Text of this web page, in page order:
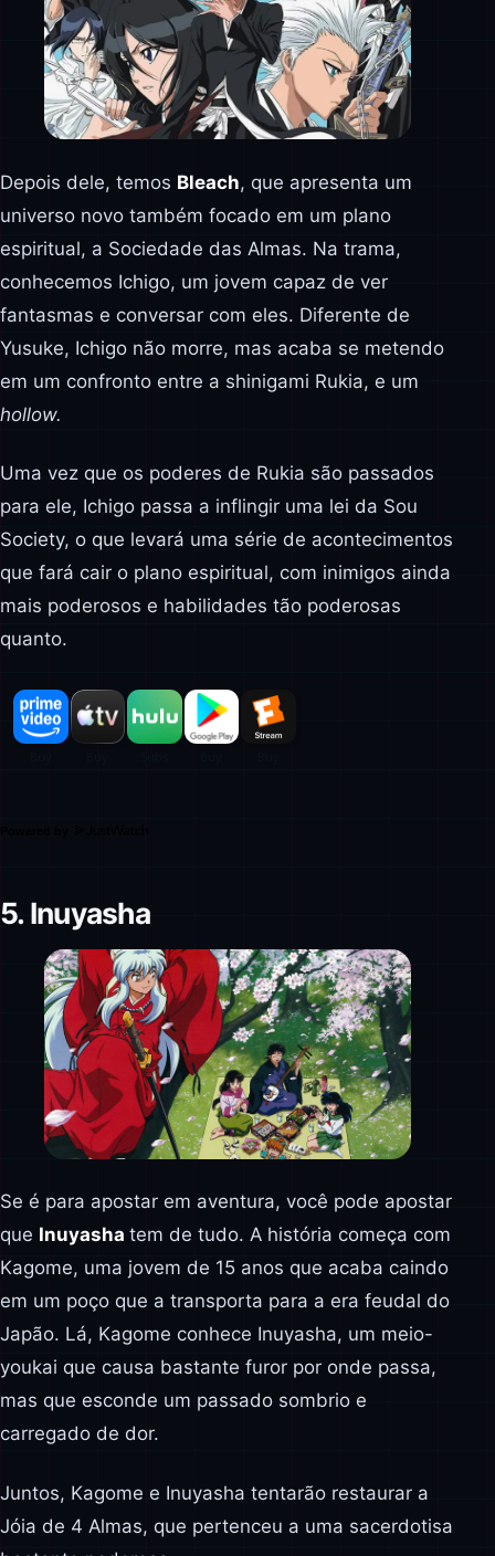
Depois dele, temos Bleach, que apresenta um
universo novo também focado em um plano
espiritual, a Sociedade das Almas. Na trama,
conhecemos Ichigo, um jovem capaz de ver
fantasmas e conversar com eles. Diferente de
Yusuke, Ichigo não morre, mas acaba se metendo
em um confronto entre a shinigami Rukia, e um
hollow.
Uma vez que os poderes de Rukia são passados
para ele, Ichigo passa a inflingir uma lei da Sou
Society, o que levará uma série de acontecimentos
que fará cair o plano espiritual, com inimigos ainda
mais poderosos e habilidades tão poderosas
quanto.
5. Inuyasha
Se é para apostar em aventura, você pode apostar
que Inuyasha tem de tudo. A história começa com
Kagome, uma jovem de 15 anos que acaba caindo
em um poço que a transporta para a era feudal do
Japão. Lá, Kagome conhece Inuyasha, um meio-
youkai que causa bastante furor por onde passa,
mas que esconde um passado sombrio e
carregado de dor.
Juntos, Kagome e Inuyasha tentarão restaurar a
Jóia de 4 Almas, que pertenceu a uma sacerdotisa